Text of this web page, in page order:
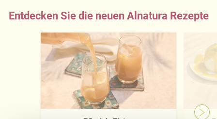
Entdecken Sie die neuen Alnatura Rezepte